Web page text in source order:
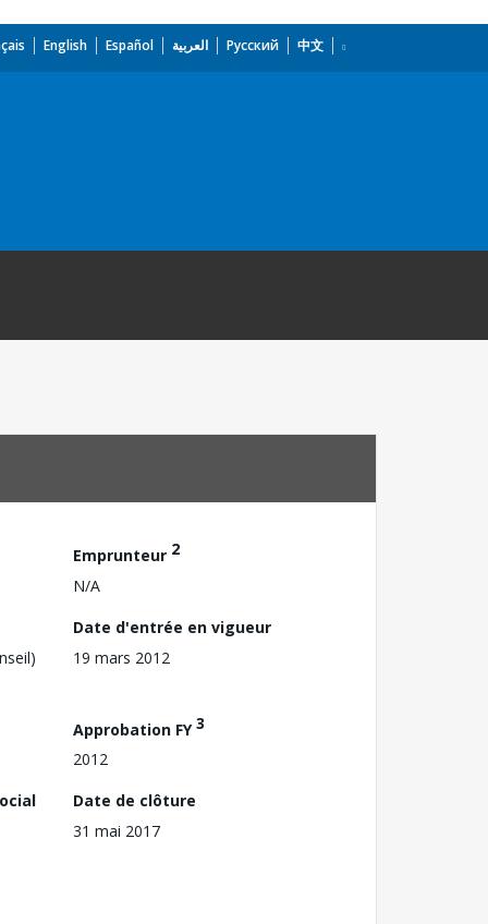
English Español العربية Русский 中文
Emprunteur 2
N/A
Date d'entrée en vigueur
19 mars 2012
Approbation FY3
2012
Date de clôture
31 mai 2017